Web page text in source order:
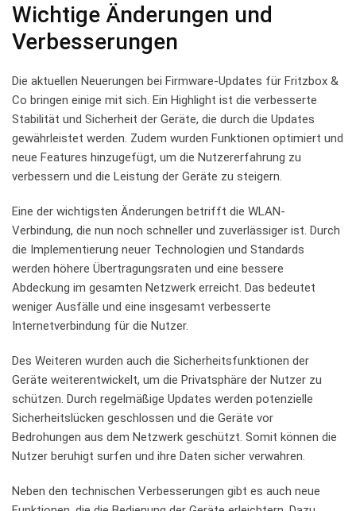
Wichtige Änderungen und
⁢Verbesserungen
Die aktuellen Neuerungen ‍bei Firmware-Updates ⁢für Fritzbox ⁢&
Co⁢ bringen einige mit sich. Ein ​Highlight ist ⁢die verbesserte
Stabilität und Sicherheit der⁤ Geräte, die durch die Updates
gewährleistet werden. Zudem wurden Funktionen optimiert und‍
neue Features hinzugefügt, ​um die Nutzererfahrung ​zu
⁤verbessern⁤ und ‍die Leistung der Geräte zu steigern.
Eine der​ wichtigsten Änderungen betrifft die ‍WLAN-
Verbindung, ‍die​ nun noch schneller ⁤und zuverlässiger ist.​ Durch ​
die Implementierung neuer⁢ Technologien und Standards
werden höhere⁢ Übertragungsraten und eine bessere
Abdeckung im gesamten Netzwerk erreicht. Das bedeutet
weniger Ausfälle und eine insgesamt verbesserte
Internetverbindung für die‍ Nutzer.
Des Weiteren wurden auch die ​Sicherheitsfunktionen der
Geräte weiterentwickelt, um die Privatsphäre der ‍Nutzer zu
schützen. Durch regelmäßige Updates​ werden potenzielle
Sicherheitslücken ‍geschlossen und die Geräte vor
Bedrohungen aus dem Netzwerk geschützt. Somit können die
Nutzer beruhigt surfen und ihre Daten sicher verwahren.
Neben den‍ technischen Verbesserungen gibt es auch neue ​